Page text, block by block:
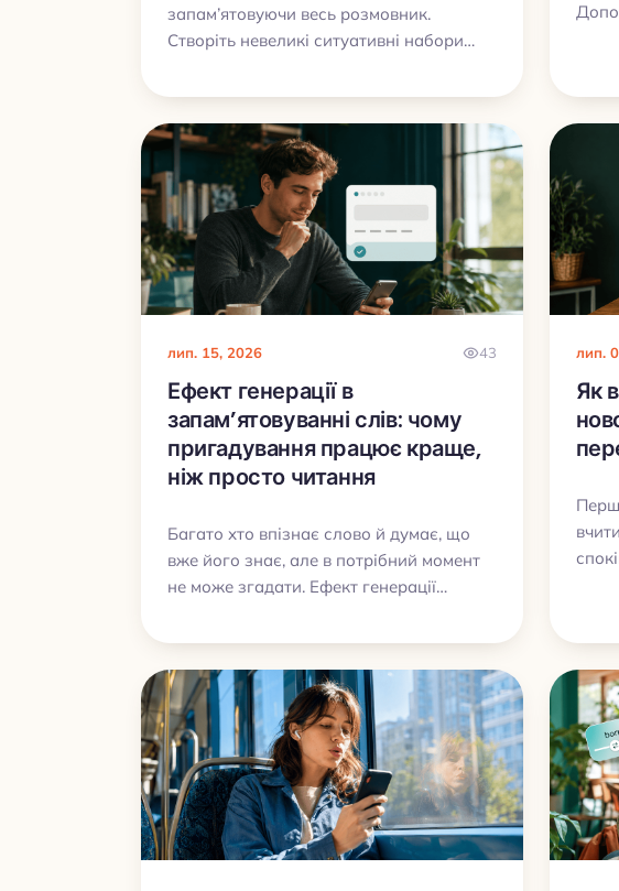
запам’ятовуючи весь розмовник.
Створіть невеликі ситуативні набори
дороги та типових проблем.
лип. 15, 2026 43
Ефект генерації в
запам’ятовуванні слів: чому
пригадування працює краще,
ніж просто читання
Багато хто впізнає слово й думає, що
вже його знає, але в потрібний момент
не може згадати. Ефект генерації
ви самі відтворюєте слово чи відповідь,
пам’ять працює значно краще.
лип.
Як